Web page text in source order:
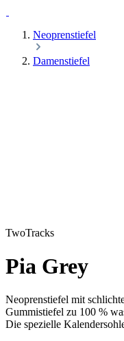
Neoprenstiefel
Damenstiefel
TwoTracks
Pia Grey
Neoprenstiefel mit
Gummistiefel zu 100 %
Die spezielle